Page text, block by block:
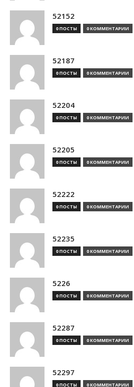
52152
0 ПОСТЫ 0 КОММЕНТАРИИ
52187
0 ПОСТЫ 0 КОММЕНТАРИИ
52204
0 ПОСТЫ 0 КОММЕНТАРИИ
52205
0 ПОСТЫ 0 КОММЕНТАРИИ
52222
0 ПОСТЫ 0 КОММЕНТАРИИ
52235
0 ПОСТЫ 0 КОММЕНТАРИИ
5226
0 ПОСТЫ 0 КОММЕНТАРИИ
52287
0 ПОСТЫ 0 КОММЕНТАРИИ
52297
0 ПОСТЫ 0 КОММЕНТАРИИ